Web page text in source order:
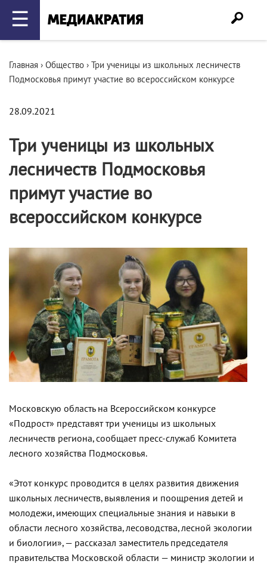
☰
Главная › Общество › Три ученицы из школьных лесничеств
Подмосковья примут участие во всероссийском конкурсе
28.09.2021
Три ученицы из школьных
лесничеств Подмосковья
примут участие во
всероссийском конкурсе
Московскую область на Всероссийском конкурсе
«Подрост» представят три ученицы из школьных
лесничеств региона, сообщает пресс-служаб Комитета
лесного хозяйства Подмосковья.
«Этот конкурс проводится в целях развития движения
школьных лесничеств, выявления и поощрения детей и
молодежи, имеющих специальные знания и навыки в
области лесного хозяйства, лесоводства, лесной экологии
и биологии», — рассказал заместитель председателя
правительства Московской области — министр экологии и